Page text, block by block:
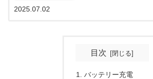
2025.07.02
目次
バッテリー充電